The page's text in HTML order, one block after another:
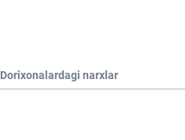
Dorixonalardagi narxlar